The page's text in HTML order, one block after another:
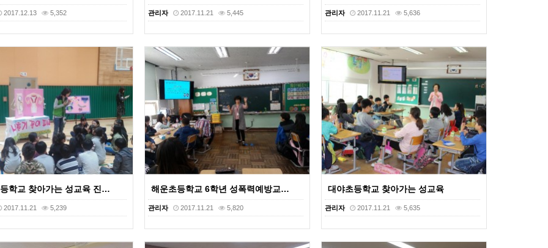
2017.12.13 5,352 관리자 2017.11.21 5,445 관리자 2017.11.21 5,636
학교 찾아가는 성교육 진…
2017.11.21 5,239
해운초등학교 6학년 성폭력예방교…
관리자 2017.11.21 5,820
대야초등학교 찾아가는 성교육
관리자 2017.11.21 5,635